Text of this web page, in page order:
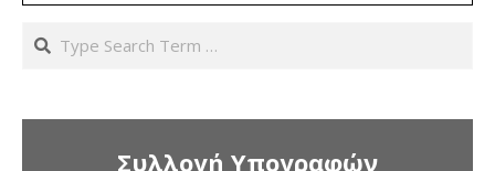
Search
Συλλογή Υπογραφών